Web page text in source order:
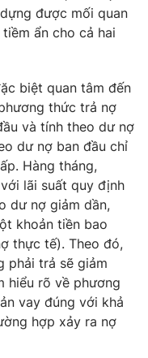
được mối quan
ẩn cho cả hai
biệt quan tâm đến
thức trả nợ
và tính theo dư nợ
dư nợ ban đầu chỉ
Hàng tháng,
lãi suất quy định
dư nợ giảm dần,
khoản tiền bao
thực tế). Theo đó,
phải trả sẽ giảm
hiểu rõ về phương
vay đúng với khả
hợp xảy ra nợ